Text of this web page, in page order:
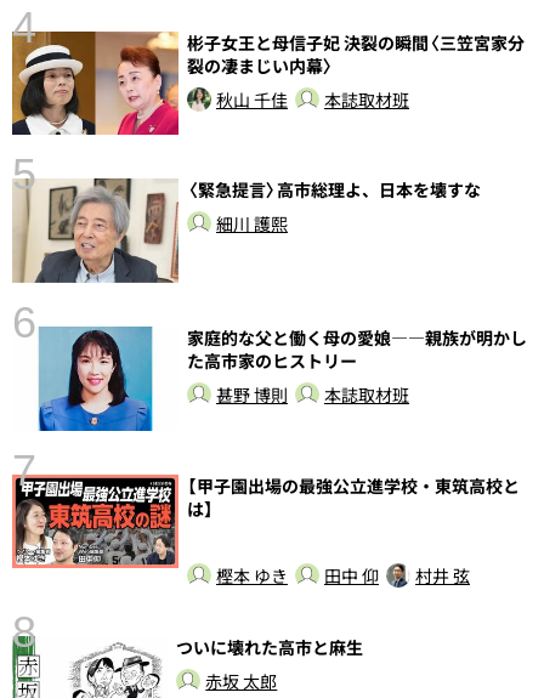
4
彬子女王と母信子妃 決裂の瞬間〈三笠宮家分
裂の凄まじい内幕〉
秋山 千佳
本誌取材班
5
〈緊急提言〉高市総理よ、日本を壊すな
細川 護熙
6
家庭的な父と働く母の愛娘――親族が明かし
た高市家のヒストリー
甚野 博則
本誌取材班
7
【甲子園出場の最強公立進学校・東筑高校と
は】
樫本 ゆき 田中 仰 村井 弦
8
ついに壊れた高市と麻生
赤坂 太郎